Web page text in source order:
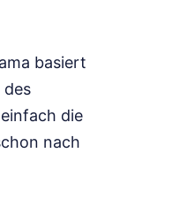
basiert
des
die
nach